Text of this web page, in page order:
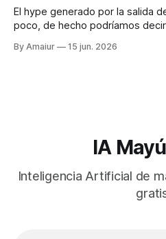
El hype generado por la salida
poco, de hecho podríamos
Mythos 5, la prohibición de
By Amaiur 15 jun. 2026
IA
Inteligencia Artificial de